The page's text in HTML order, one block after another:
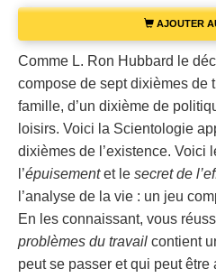
AJOUTER
Comme L. Ron Hubbard le
compose de sept dixièmes de
famille, d’un dixième de
loisirs. Voici la Scientologie
dixièmes de l’existence. Voici
l’épuisementet le secret de
l’analyse de la vie : un jeu
En les connaissant, vous
problèmes du travail contient
peut se passer et qui peut